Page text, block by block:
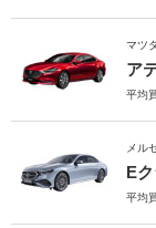
マツ
ア
平均
メル
E
平均